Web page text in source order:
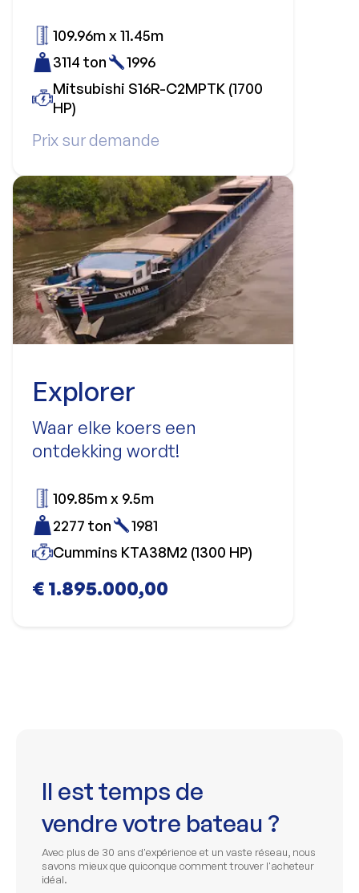
Prix sur demande
109.96m x 11.45m
3114 ton
1996
Mitsubishi S16R-C2MPTK (1700
HP)
Explorer
Waar elke koers een
ontdekking wordt!
€ 1.895.000,00
109.85m x 9.5m
2277 ton
1981
Cummins KTA38M2 (1300 HP)
Il est temps de
vendre votre bateau ?
Avec plus de 30 ans d'expérience et un vaste réseau, nous
savons mieux que quiconque comment trouver l'acheteur
idéal.